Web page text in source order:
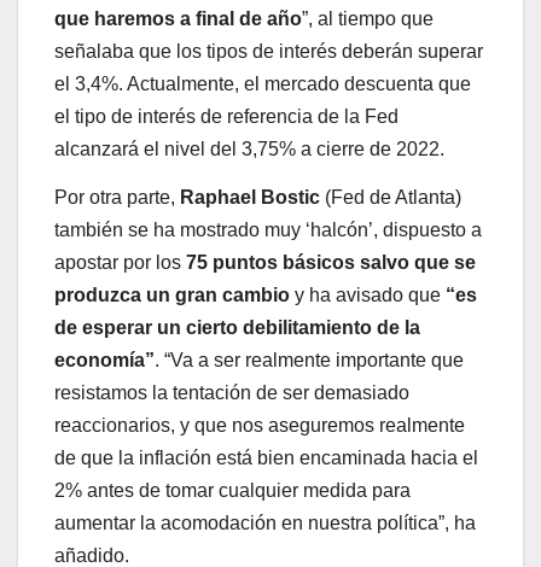
que haremos a final de año”, al tiempo que
señalaba que los tipos de interés deberán superar
el 3,4%. Actualmente, el mercado descuenta que
el tipo de interés de referencia de la Fed
alcanzará el nivel del 3,75% a cierre de 2022.
Por otra parte, Raphael Bostic (Fed de Atlanta)
también se ha mostrado muy ‘halcón’, dispuesto a
apostar por los 75 puntos básicos salvo que se
produzca un gran cambio y ha avisado que “es
de esperar un cierto debilitamiento de la
economía”. “Va a ser realmente importante que
resistamos la tentación de ser demasiado
reaccionarios, y que nos aseguremos realmente
de que la inflación está bien encaminada hacia el
2% antes de tomar cualquier medida para
aumentar la acomodación en nuestra política”, ha
añadido.